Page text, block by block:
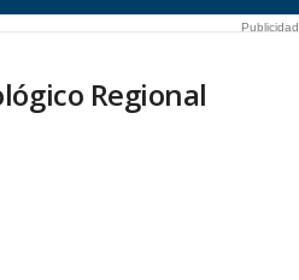
Publicidad
Regional